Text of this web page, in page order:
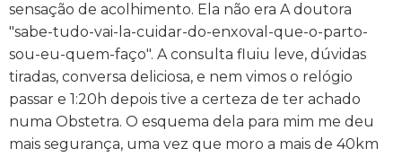
sensação de acolhimento. Ela não era A doutora
"sabe-tudo-vai-la-cuidar-do-enxoval-que-o-parto-
sou-eu-quem-faço". A consulta fluiu leve, dúvidas
tiradas, conversa deliciosa, e nem vimos o relógio
passar e 1:20h depois tive a certeza de ter achado
numa Obstetra. O esquema dela para mim me deu
mais segurança, uma vez que moro a mais de 40km